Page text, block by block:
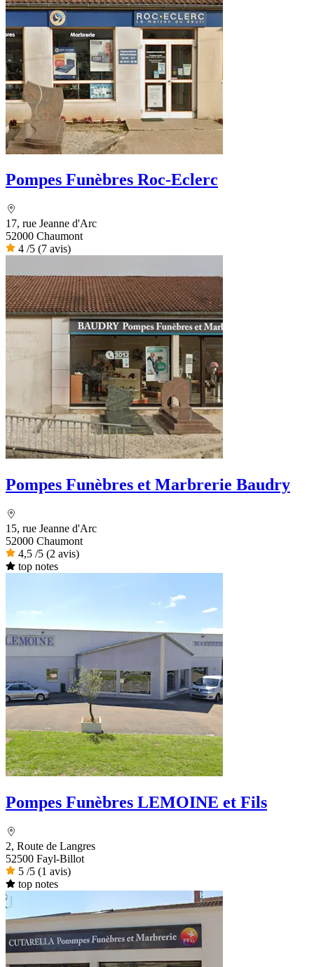
Pompes Funèbres Roc-Eclerc
17, rue Jeanne d'Arc
52000 Chaumont
4 /5 (7 avis)
Pompes Funèbres et Marbrerie Baudry
15, rue Jeanne d'Arc
52000 Chaumont
4,5 /5 (2 avis)
top notes
Pompes Funèbres LEMOINE et Fils
2, Route de Langres
52500 Fayl-Billot
5 /5 (1 avis)
top notes